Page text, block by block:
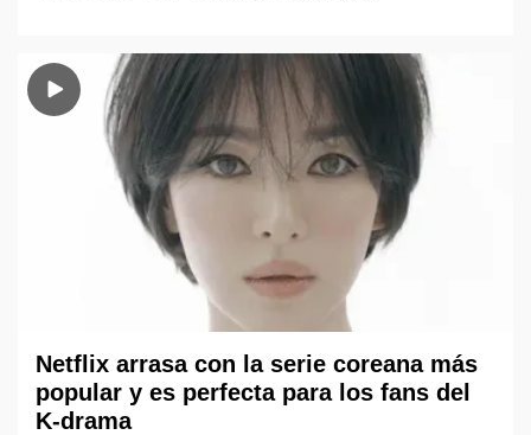
Netflix arrasa con la serie coreana más
popular y es perfecta para los fans del
K-drama